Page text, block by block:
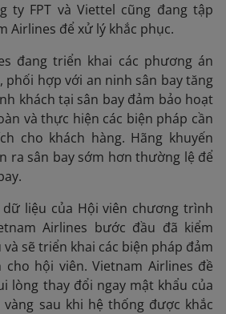
ty FPT và Viettel cũng đang tập
Airlines để xử lý khắc phục.
đang triển khai các phương án
phối hợp với an ninh sân bay tăng
khách tại sân bay đảm bảo hoạt
và thực hiện các biện pháp cần
cho khách hàng. Hãng khuyến
ra sân bay sớm hơn thường lệ để
dữ liệu của Hội viên chương trình
Airlines bước đầu đã kiểm
sẽ triển khai các biện pháp đảm
hội viên. Vietnam Airlines đề
lòng thay đổi ngay mật khẩu của
sau khi hệ thống được khắc